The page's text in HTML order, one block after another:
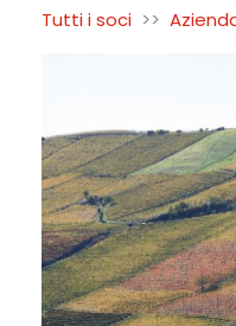
Tutti i soci >>